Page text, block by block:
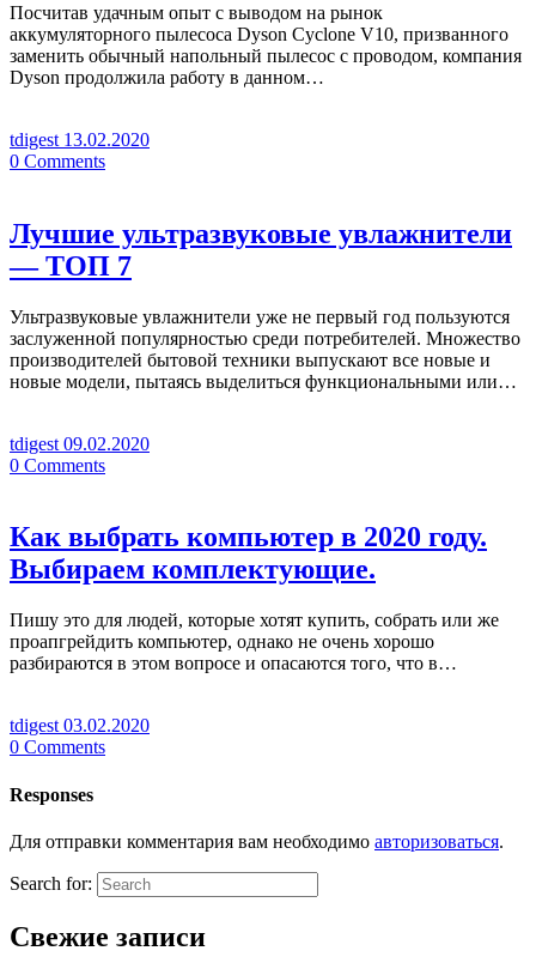
Посчитав удачным опыт с выводом на рынок
аккумуляторного пылесоса Dyson Cyclone V10, призванного
заменить обычный напольный пылесос с проводом, компания
Dyson продолжила работу в данном…
tdigest 13.02.2020
0 Comments
Лучшие ультразвуковые увлажнители
— ТОП 7
Ультразвуковые увлажнители уже не первый год пользуются
заслуженной популярностью среди потребителей. Множество
производителей бытовой техники выпускают все новые и
новые модели, пытаясь выделиться функциональными или…
tdigest 09.02.2020
0 Comments
Как выбрать компьютер в 2020 году.
Выбираем комплектующие.
Пишу это для людей, которые хотят купить, собрать или же
проапгрейдить компьютер, однако не очень хорошо
разбираются в этом вопросе и опасаются того, что в…
tdigest 03.02.2020
0 Comments
Responses
Для отправки комментария вам необходимо авторизоваться.
Search for:
Свежие записи